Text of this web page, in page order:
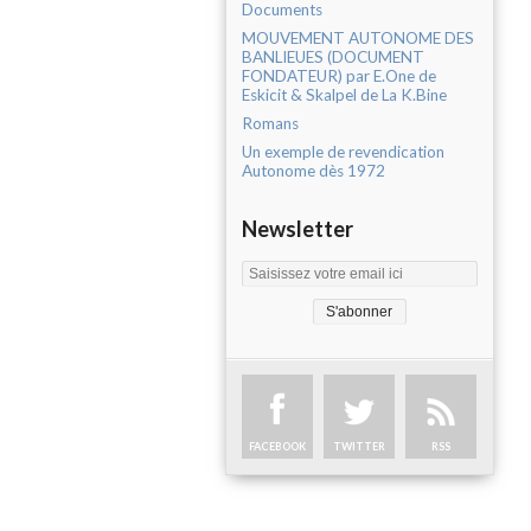
Documents
MOUVEMENT AUTONOME DES
BANLIEUES (DOCUMENT
FONDATEUR) par E.One de
Eskicit & Skalpel de La K.Bine
Romans
Un exemple de revendication
Autonome dès 1972
Newsletter
FACEBOOK TWITTER RSS